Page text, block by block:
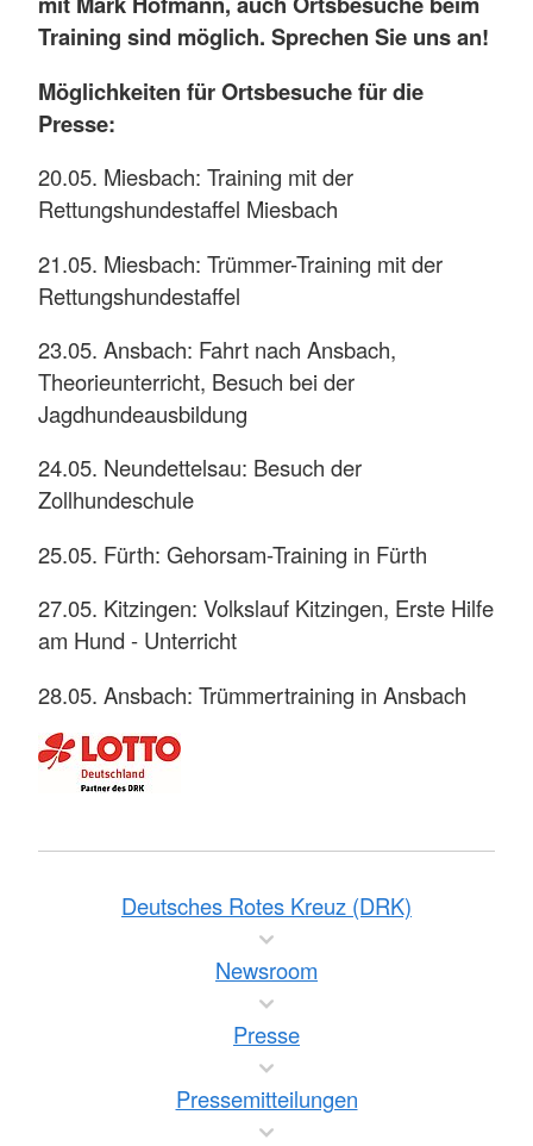
Training sind möglich. Sprechen Sie uns an!
Möglichkeiten für Ortsbesuche für die
Presse:
20.05. Miesbach: Training mit der
Rettungshundestaffel Miesbach
21.05. Miesbach: Trümmer-Training mit der
Rettungshundestaffel
23.05. Ansbach: Fahrt nach Ansbach,
Theorieunterricht, Besuch bei der
Jagdhundeausbildung
24.05. Neundettelsau: Besuch der
Zollhundeschule
25.05. Fürth: Gehorsam-Training in Fürth
27.05. Kitzingen: Volkslauf Kitzingen, Erste Hilfe
am Hund - Unterricht
28.05. Ansbach: Trümmertraining in Ansbach
Deutsches Rotes Kreuz (DRK)
Newsroom
Presse
Pressemitteilungen